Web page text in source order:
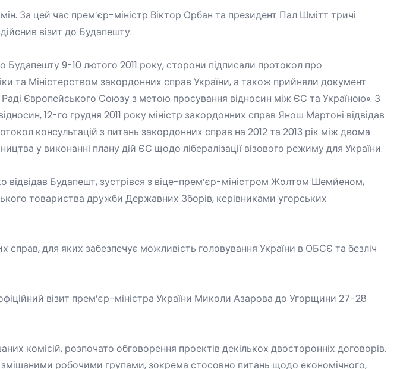
За цей час прем’єр-міністр Віктор Орбан та президент Пал Шмітт тричі
візит до Будапешту.
Будапешту 9-10 лютого 2011 року, сторони підписали протокол про
та Міністерством закордонних справ України, а також прийняли документ
Європейського Союзу з метою просування відносин між ЄС та Україною». З
12-го грудня 2011 року міністр закордонних справ Янош Мартоні відвідав
консультацій з питань закордонних справ на 2012 та 2013 рік між двома
у виконанні плану дій ЄС щодо лібералізації візового режиму для України.
Будапешт, зустрівся з віце-прем’єр-міністром Жолтом Шемйеном,
товариства дружби Державних Зборів, керівниками угорських
для яких забезпечує можливість головування України в ОБСЄ та безліч
візит прем’єр-міністра України Миколи Азарова до Угорщини 27-28
комісій, розпочато обговорення проектів декількох двосторонніх договорів.
змішаними робочими групами, зокрема стосовно питань щодо економічного,